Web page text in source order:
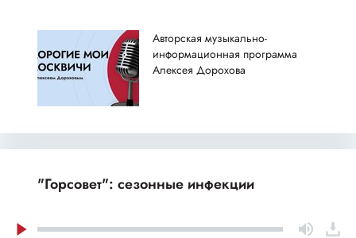
Авторская музыкально-
информационная программа
Алексея Дорохова
"Горсовет": сезонные инфекции